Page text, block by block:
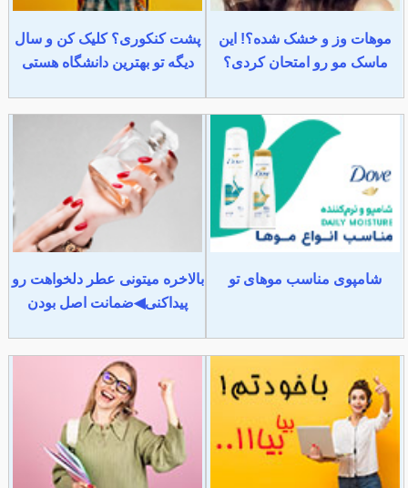
موهات وز و خشک شده؟! این
ماسک مو رو امتحان کردی؟
پشت کنکوری؟ کلیک کن و سال
دیگه تو بهترین دانشگاه هستی
شامپوی مناسب موهای تو
بالاخره میتونی عطر دلخواهت رو
پیداکنی◀ضمانت اصل بودن